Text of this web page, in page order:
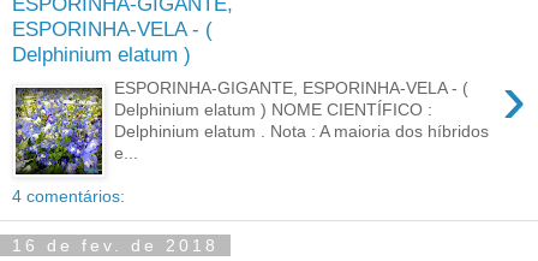
ESPORINHA-VELA - (
Delphinium elatum )
›
ESPORINHA-GIGANTE, ESPORINHA-VELA - (
Delphinium elatum ) NOME CIENTÍFICO :
Delphinium elatum . Nota : A maioria dos híbridos
e...
4 comentários:
16 de fev. de 2018